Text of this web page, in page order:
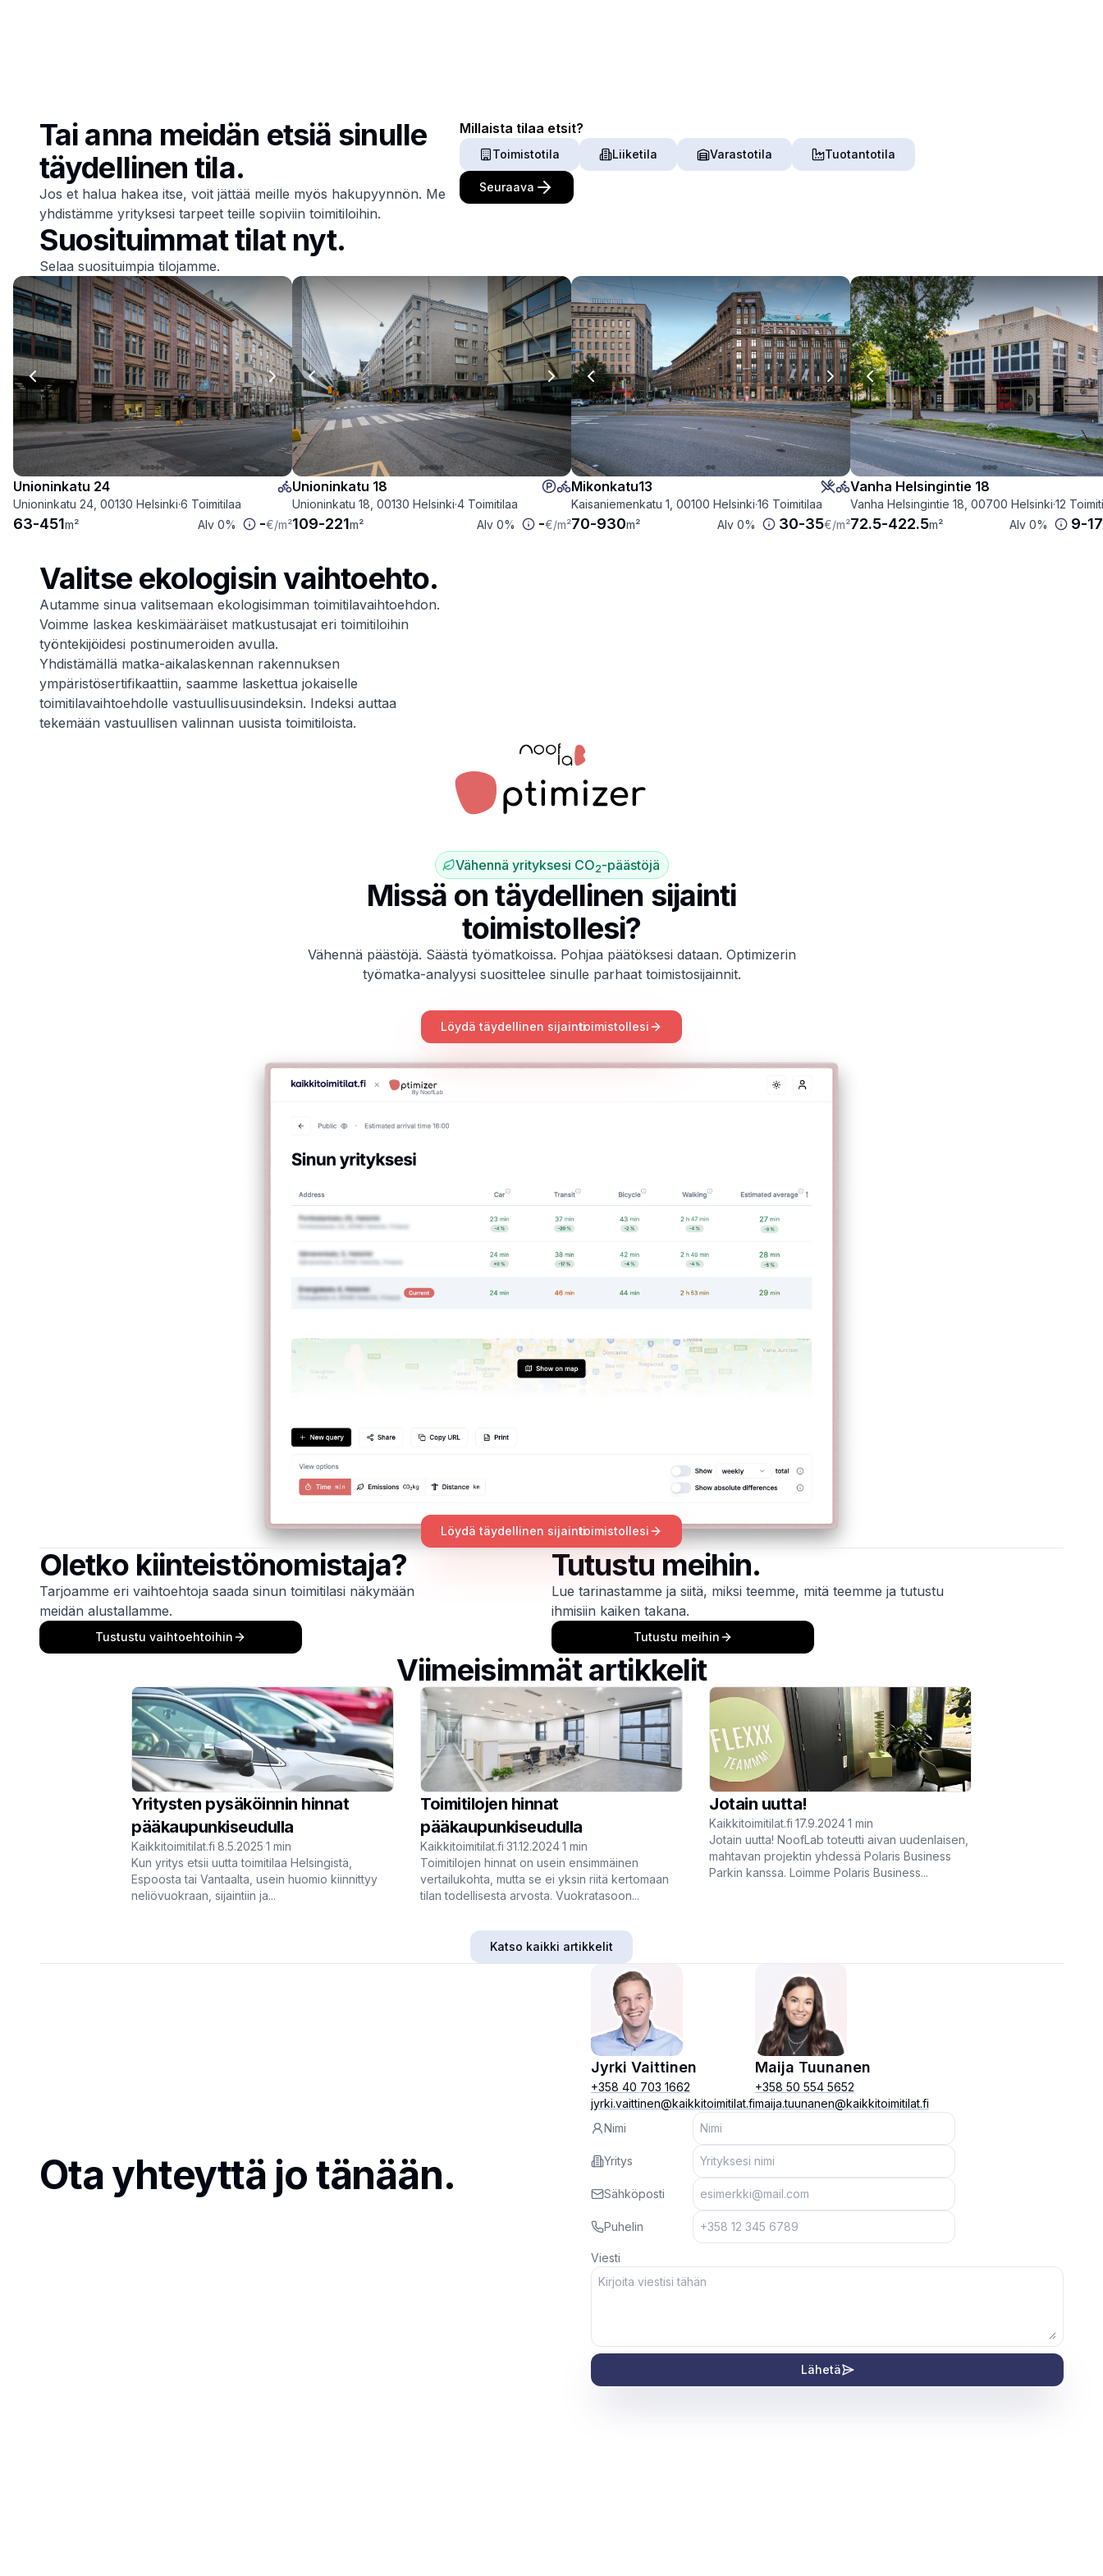
Tai anna meidän etsiä sinulle
täydellinen tila.
Jos et halua hakea itse, voit jättää meille myös hakupyynnön. Me
yhdistämme yrityksesi tarpeet teille sopiviin toimitiloihin.
Millaista tilaa etsit?
Toimistotila Liiketila Varastotila Tuotantotila
Seuraava
Suosituimmat tilat nyt.
Selaa suosituimpia tilojamme.
Previous slide Next slide
Unioninkatu 24
Unioninkatu 24, 00130 Helsinki·6 Toimitilaa
63-451m² Alv 0% -€/m²
Previous slide Next slide
Unioninkatu 18
Unioninkatu 18, 00130 Helsinki·4 Toimitilaa
109-221m² Alv 0% -€/m²
Previous slide Next slide
Mikonkatu13
Kaisaniemenkatu 1, 00100 Helsinki·16 Toimitilaa
70-930m² Alv 0% 30-35€/m²
Previous slide
Vanha Helsingintie 18
Vanha Helsingintie 18, 00700 Helsinki·12
72.5-422.5m² Alv 0% 9-17
Valitse ekologisin vaihtoehto.
Autamme sinua valitsemaan ekologisimman toimitilavaihtoehdon.
Voimme laskea keskimääräiset matkustusajat eri toimitiloihin
työntekijöidesi postinumeroiden avulla.
Yhdistämällä matka-aikalaskennan rakennuksen
ympäristösertifikaattiin, saamme laskettua jokaiselle
toimitilavaihtoehdolle vastuullisuusindeksin. Indeksi auttaa
tekemään vastuullisen valinnan uusista toimitiloista.
Vähennä yrityksesi CO2-päästöjä
Missä on täydellinen sijainti
toimistollesi?
Vähennä päästöjä. Säästä työmatkoissa. Pohjaa päätöksesi dataan. Optimizerin
työmatka-analyysi suosittelee sinulle parhaat toimistosijainnit.
Löydä täydellinen sijaintitoimistollesi
Löydä täydellinen sijaintitoimistollesi
Oletko kiinteistönomistaja?
Tarjoamme eri vaihtoehtoja saada sinun toimitilasi näkymään
meidän alustallamme.
Tustustu vaihtoehtoihin
Tutustu meihin.
Lue tarinastamme ja siitä, miksi teemme, mitä teemme ja tutustu
ihmisiin kaiken takana.
Tutustu meihin
Viimeisimmät artikkelit
Yritysten pysäköinnin hinnat
pääkaupunkiseudulla
Kaikkitoimitilat.fi·8.5.2025·1 min
Kun yritys etsii uutta toimitilaa Helsingistä,
Espoosta tai Vantaalta, usein huomio kiinnittyy
neliövuokraan, sijaintiin ja...
Toimitilojen hinnat
pääkaupunkiseudulla
Kaikkitoimitilat.fi·31.12.2024·1 min
Toimitilojen hinnat on usein ensimmäinen
vertailukohta, mutta se ei yksin riitä kertomaan
tilan todellisesta arvosta. Vuokratasoon...
Jotain uutta!
Kaikkitoimitilat.fi·17.9.2024·1 min
Jotain uutta! NoofLab toteutti aivan uudenlaisen,
mahtavan projektin yhdessä Polaris Business
Parkin kanssa. Loimme Polaris Business...
Katso kaikki artikkelit
Ota yhteyttä jo tänään.
Jyrki Vaittinen
+358 40 703 1662
jyrki.vaittinen@kaikkitoimitilat.fi
Maija Tuunanen
+358 50 554 5652
maija.tuunanen@kaikkitoimitilat.fi
Nimi
Yritys
Sähköposti
Puhelin
Viesti
Lähetä